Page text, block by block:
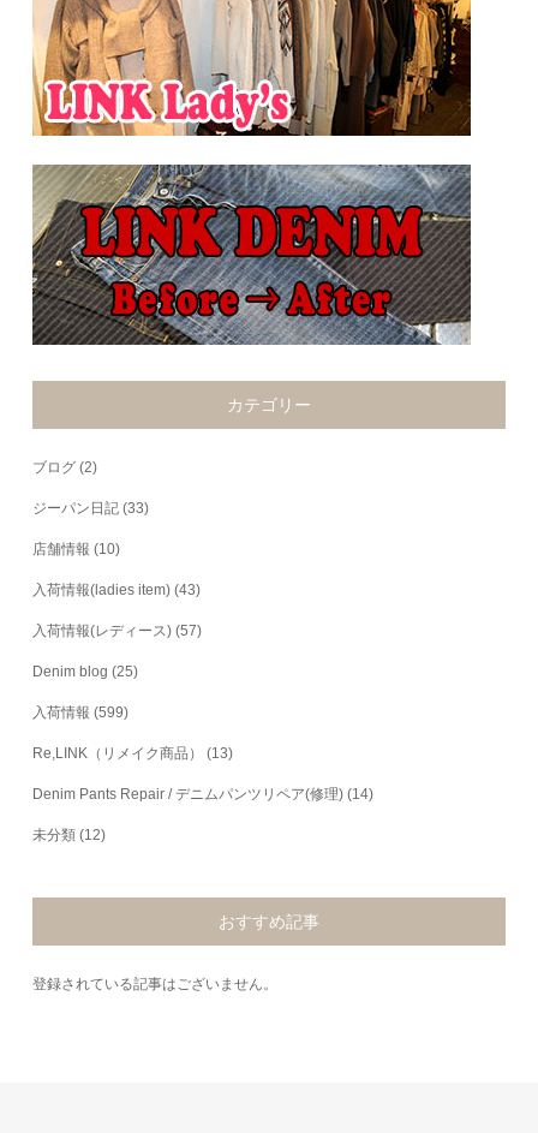
カテゴリー
ブログ (2)
ジーパン日記 (33)
店舗情報 (10)
入荷情報(ladies item) (43)
入荷情報(レディース) (57)
Denim blog (25)
入荷情報 (599)
Re,LINK（リメイク商品） (13)
Denim Pants Repair / デニムパンツリペア(修理) (14)
未分類 (12)
おすすめ記事
登録されている記事はございません。